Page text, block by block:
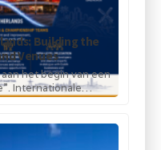
Building the
Venues
het begin van een
Internationale
investeringen in